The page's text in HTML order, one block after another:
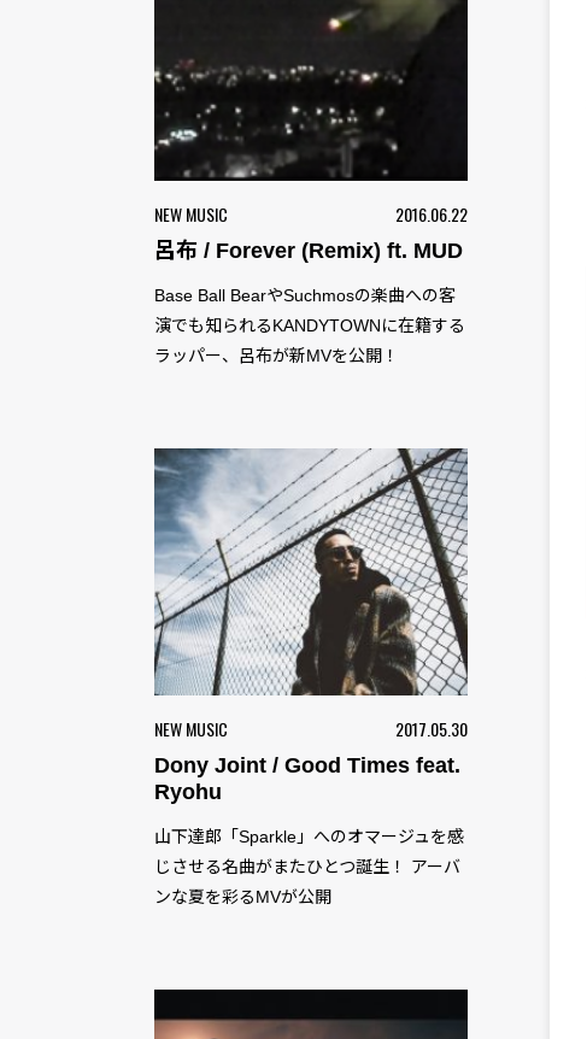
NEW MUSIC 2016.06.22
呂布 / Forever (Remix) ft. MUD
Base Ball BearやSuchmosの楽曲への客
演でも知られるKANDYTOWNに在籍する
ラッパー、呂布が新MVを公開！
NEW MUSIC 2017.05.30
Dony Joint / Good Times feat.
Ryohu
山下達郎「Sparkle」へのオマージュを感
じさせる名曲がまたひとつ誕生！ アーバ
ンな夏を彩るMVが公開